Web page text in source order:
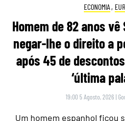
ECONOMIA ,
Homem de 82 anos
negar-lhe o direito a
após 45 de
‘última
19:00 5 Agosto, 2026 |
Um homem espanhol ficou